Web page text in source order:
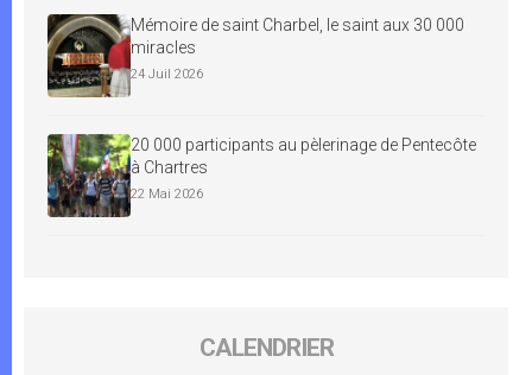
Mémoire de saint Charbel, le saint aux 30 000
miracles
24 Juil 2026
20 000 participants au pèlerinage de Pentecôte
à Chartres
22 Mai 2026
CALENDRIER